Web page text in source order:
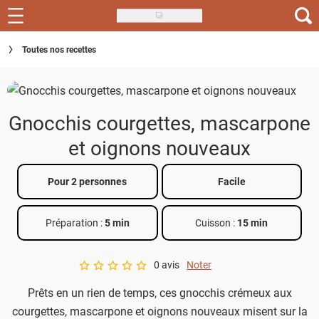
Skip
to
main
Recettes
Inspirations
Menu de la semaine
Actus
Téléchargez l'app Saveurs Recettes
Index des recettes
Toutes nos recettes
Gnocchis courgettes, mascarpone
et oignons nouveaux
Pour 2 personnes Facile
Préparation :5 min Cuisson : 15 min
A star rating of 0 out of 5.
0 avis Noter
Prêts en un rien de temps, ces gnocchis crémeux aux
courgettes, mascarpone et oignons nouveaux misent sur la